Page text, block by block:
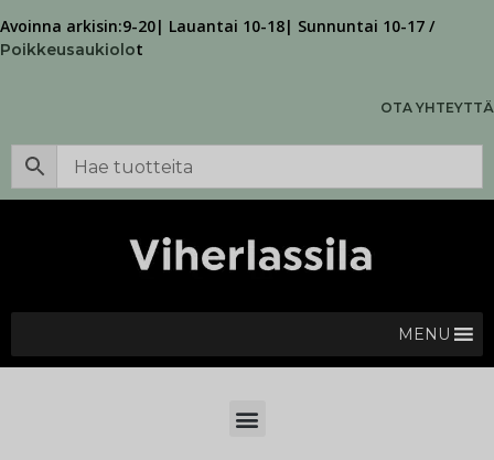
Avoinna arkisin:9-20| Lauantai 10-18| Sunnuntai 10-17 /
Poikkeusaukiolot
OTA YHTEYTTÄ
MENU